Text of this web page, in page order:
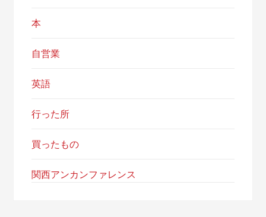
本
自営業
英語
行った所
買ったもの
関西アンカンファレンス